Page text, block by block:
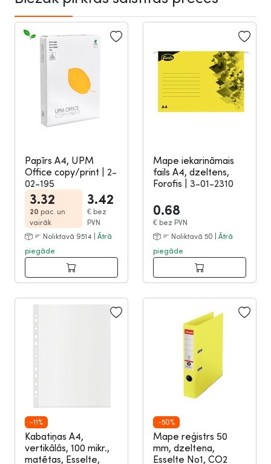
Papīrs A4, UPM
Office copy/print
2-
02-195
3.32
20 pac. un
vairāk
3.42
€ bez
PVN
Noliktavā 9514 | Ātrā
piegāde
Mape iekarināmais
fails A4, dzeltens,
Forofis
3-01-2310
0.68
€ bez PVN
Noliktavā 50 | Ātrā
piegāde
-11%
Kabatiņas A4,
vertikālās, 100 mikr.,
matētas, Esselte,
-50%
Mape reģistrs 50
mm, dzeltena,
Esselte No1, CO2